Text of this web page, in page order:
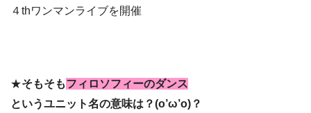
４thワンマンライブを開催
★そもそもフィロソフィーのダンス
というユニット名の意味は？(o’ω’o)？